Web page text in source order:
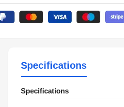
Specifications
Specifications